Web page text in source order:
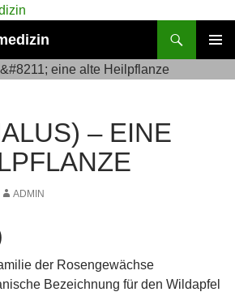
– EINE
ADMIN
der Rosengewächse
Bezeichnung für den Wildapfel